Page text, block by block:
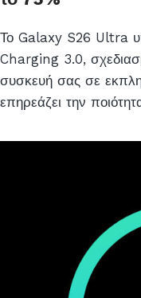
Το Galaxy S26 Ultra
Charging 3.0,
συσκευή σας σε
επηρεάζει την